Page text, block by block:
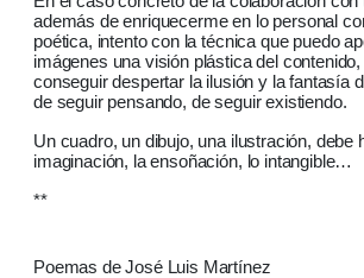
además de enriquecerme en lo personal
poética, intento con la técnica que puedo
imágenes una visión plástica del
conseguir despertar la ilusión y la fantasía
de seguir pensando, de seguir existiendo.
Un cuadro, un dibujo, una ilustración, debe
imaginación, la ensoñación, lo intangible…
**
Poemas de José Luis Martínez